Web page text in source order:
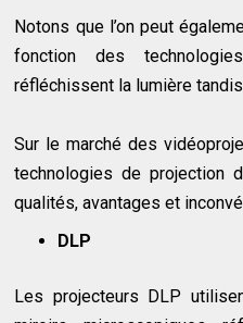
Notons que l’on peut
fonction des
réfléchissent la lumière
Sur le marché des
technologies de projection
qualités, avantages et
DLP
Les projecteurs DLP